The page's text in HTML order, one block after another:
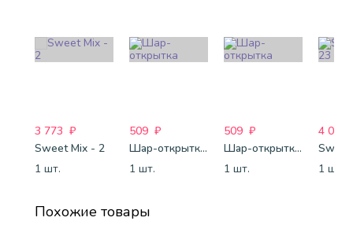
3 773 ₽
Sweet Mix - 2
1 шт.
509 ₽
Шар-открытка "Звезда" (45 см) - 1
1 шт.
509 ₽
Шар-открытка "Сердце" (45 см) - 2
1 шт.
4 088
1 шт.
Похожие товары